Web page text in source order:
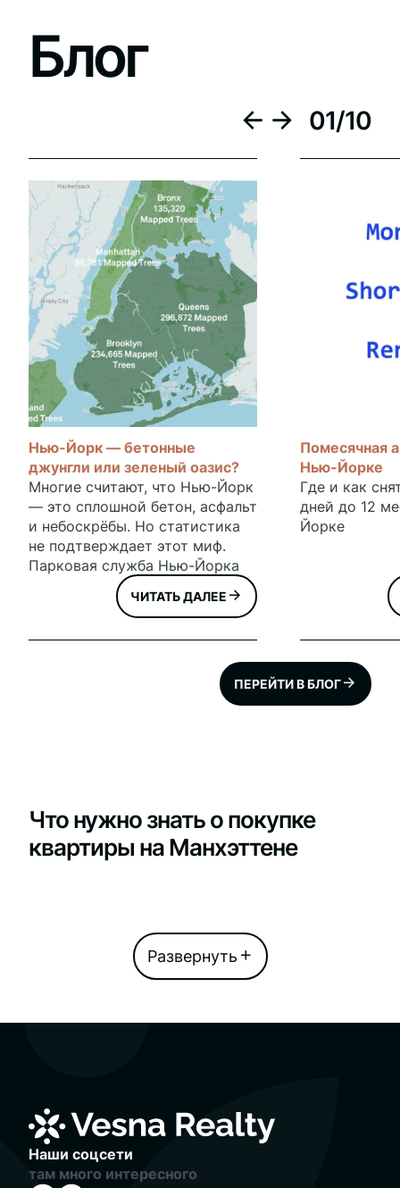
Блог
Нью-Йорк — бетонные
джунгли или зеленый оазис?
Многие считают, что Нью-Йорк
— это сплошной бетон, асфальт
и небоскрёбы. Но статистика
не подтверждает этот миф.
Парковая служба Нью-Йорка
посчитала, изучила, измерила,
опросила и поставила на
городе. Более того, все эти
специальную карту, которая
ЧИТАТЬ ДАЛЕЕ
Помесячная
Нью-Йорке
Где и как
дней до 12
Йорке
01/10
ПЕРЕЙТИ В БЛОГ
Что нужно знать о покупке
квартиры на Манхэттене
Наши соцсети
там много интересного